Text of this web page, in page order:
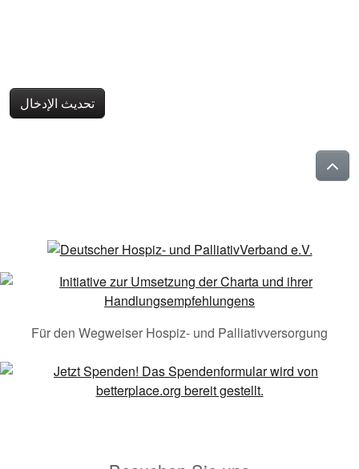
تحديث الإدخال
Für den Wegweiser Hospiz- und Palliativversorgung